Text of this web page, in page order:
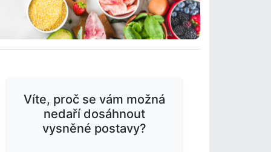
Víte, proč se vám možná
nedaří dosáhnout
vysněné postavy?